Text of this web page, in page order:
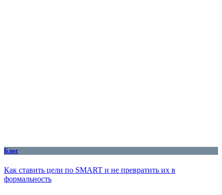
Блог
Как ставить цели по SMART и не превратить их в
формальность